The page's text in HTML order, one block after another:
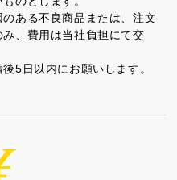
ある不良商品または、注文
、費用は当社負担にて交
5日以内にお願いします。